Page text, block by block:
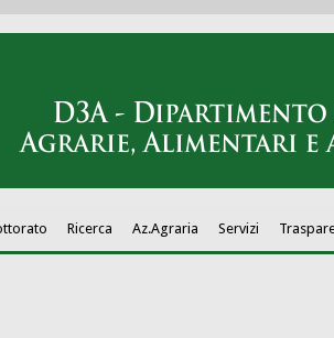
Ricerca Az.Agraria Servizi